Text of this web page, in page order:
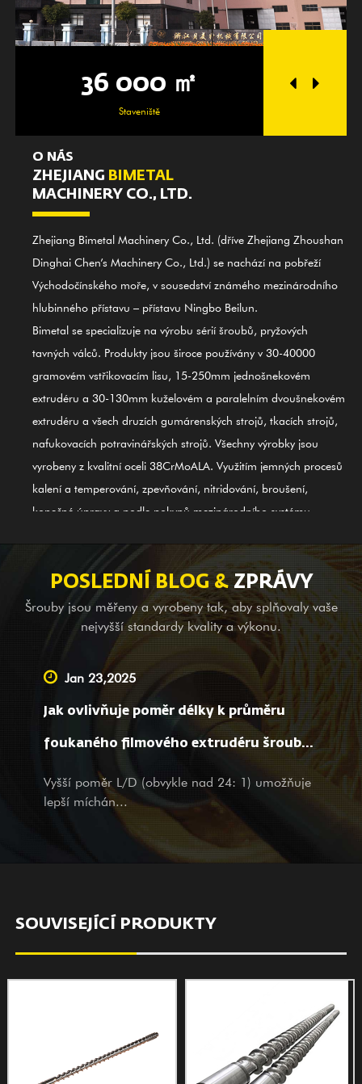
36 000 ㎡
Staveniště
25
O NÁS
ZHEJIANG BIMETAL
MACHINERY CO., LTD.
Zhejiang Bimetal Machinery Co., Ltd. (dříve Zhejiang Zhoushan
Dinghai Chen’s Machinery Co., Ltd.) se nachází na pobřeží
Východočínského moře, v sousedství známého mezinárodního
hlubinného přístavu – přístavu Ningbo Beilun.
Bimetal se specializuje na výrobu sérií šroubů, pryžových
tavných válců. Produkty jsou široce používány v 30-40000
gramovém vstřikovacím lisu, 15-250mm jednošnekovém
extrudéru a 30-130mm kuželovém a paralelním dvoušnekovém
extrudéru a všech druzích gumárenských strojů, tkacích strojů,
nafukovacích potravinářských strojů. Všechny výrobky jsou
vyrobeny z kvalitní oceli 38CrMoALA. Využitím jemných procesů
kalení a temperování, zpevňování, nitridování, broušení,
konečné úpravy a podle pokynů mezinárodního systému
mezinárodními standardy. Šroubový válec ze slitiny GⅡ 113 na
bázi niklu (poslední 3# ocel) je také jedním z našich prvních
produktů; je použitelný pro svařování slitinových bimetalů (PTA).
Kromě poskytování balančního vybavení pro kompletní strojní
společnosti v zahraničí jsme také předním dodavatelem
poskytujícím služby OEM, pomoc při geodézii a mapování,
jakož i projekční služby pro velké a malé společnosti doma. Bez
ohledu na to, zda jste naším stávajícím partnerem nebo
potenciálním zákazníkem, s produkty a službami srdečně
vítáme vaši návštěvu a dotazy s našimi srdečnými a
promyšlenými službami.
POSLEDNÍ BLOG &ZPRÁVY
Šrouby jsou měřeny a vyrobeny tak, aby splňovaly vaše
nejvyšší standardy kvality a výkonu.
Jan 23,2025
Jak ovlivňuje poměr délky k průměru
foukaného filmového extrudéru šroubu
zpracování materiálu a vlastnosti filmu?
Vyšší poměr L/D (obvykle nad 24: 1) umožňuje
lepší míchán...
SOUVISEJÍCÍ PRODUKTY